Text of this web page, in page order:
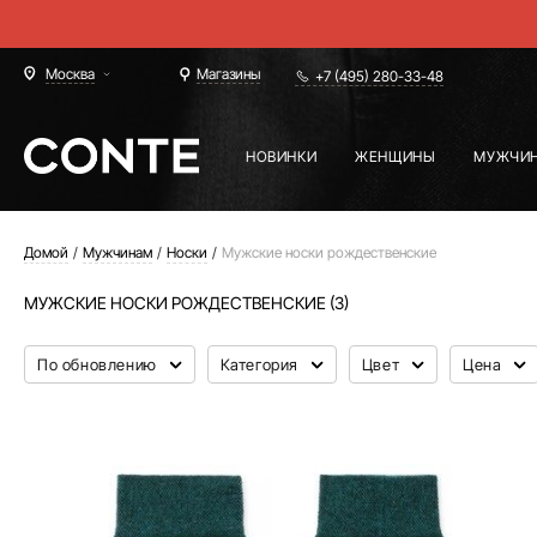
Москва Магазины +7 (495) 280-33-48
НОВИНКИ ЖЕНЩИНЫ
Домой Мужчинам Носки Мужские носки рождественские
МУЖСКИЕ НОСКИ РОЖДЕСТВЕНСКИЕ (3)
По обновлению Категория Цвет Цена